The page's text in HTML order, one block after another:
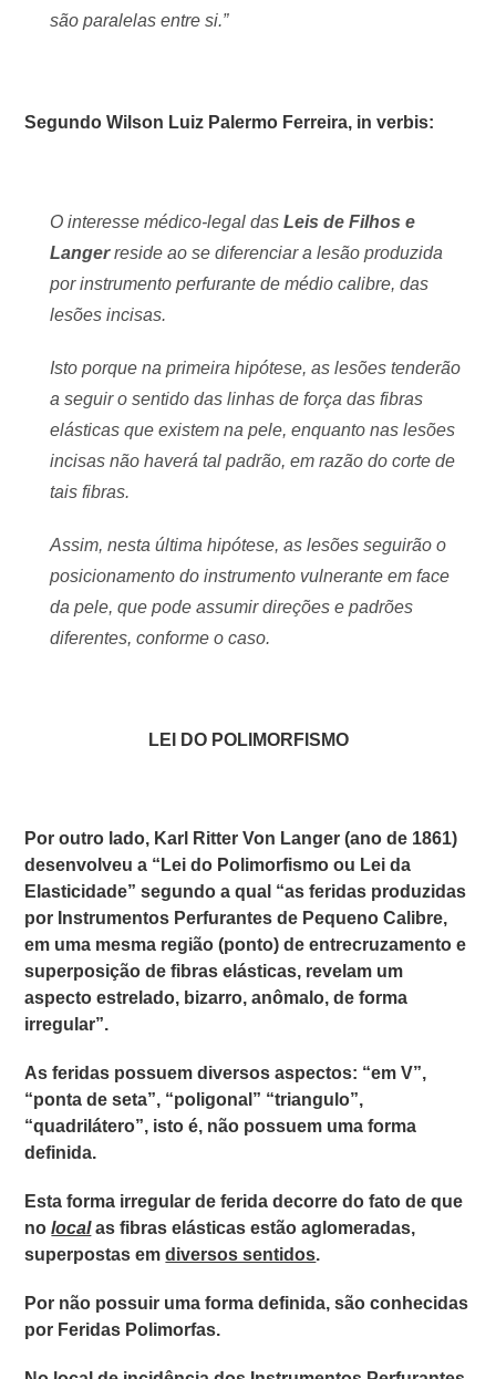
são paralelas entre si.”
Segundo Wilson Luiz Palermo Ferreira, in verbis:
O interesse médico-legal dasLeis de Filhos e
Langerreside ao se diferenciar a lesão produzida
por instrumento perfurante de médio calibre, das
lesões incisas.
Isto porque na primeira hipótese, as lesões tenderão
a seguir o sentido das linhas de força das fibras
elásticas que existem na pele, enquanto nas lesões
incisas não haverá tal padrão, em razão do corte de
tais fibras.
Assim, nesta última hipótese, as lesões seguirão o
posicionamento do instrumento vulnerante em face
da pele, que pode assumir direções e padrões
diferentes, conforme o caso.
LEI DO POLIMORFISMO
Por outro lado, Karl Ritter Von Langer (ano de 1861)
desenvolveu a “Lei do Polimorfismo ou Lei da
Elasticidade” segundo a qual “as feridas produzidas
por Instrumentos Perfurantes de Pequeno Calibre,
em uma mesma região (ponto) de entrecruzamento e
superposição de fibras elásticas, revelam um
aspecto estrelado, bizarro, anômalo, de forma
irregular”.
As feridas possuem diversos aspectos: “em V”,
“ponta de seta”, “poligonal” “triangulo”,
“quadrilátero”, isto é, não possuem uma forma
definida.
Esta forma irregular de ferida decorre do fato de que
nolocalas fibras elásticas estão aglomeradas,
superpostas emdiversos sentidos.
Por não possuir uma forma definida, são conhecidas
por Feridas Polimorfas.